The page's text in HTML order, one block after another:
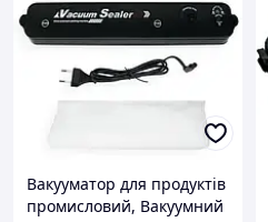
Вакууматор для продуктів
промисловий, Вакуумний